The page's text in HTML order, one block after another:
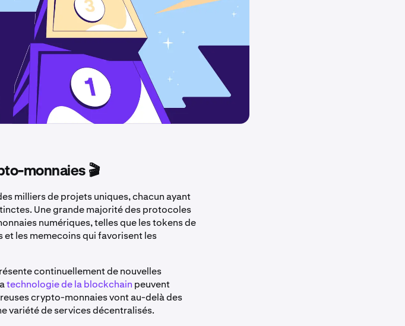
monnaies 🎬
milliers de projets uniques, chacun ayant
Une grande majorité des protocoles
numériques, telles que les tokens de
les memecoins qui favorisent les
continuellement de nouvelles
technologie de la blockchain peuvent
crypto-monnaies vont au-delà des
variété de services décentralisés.